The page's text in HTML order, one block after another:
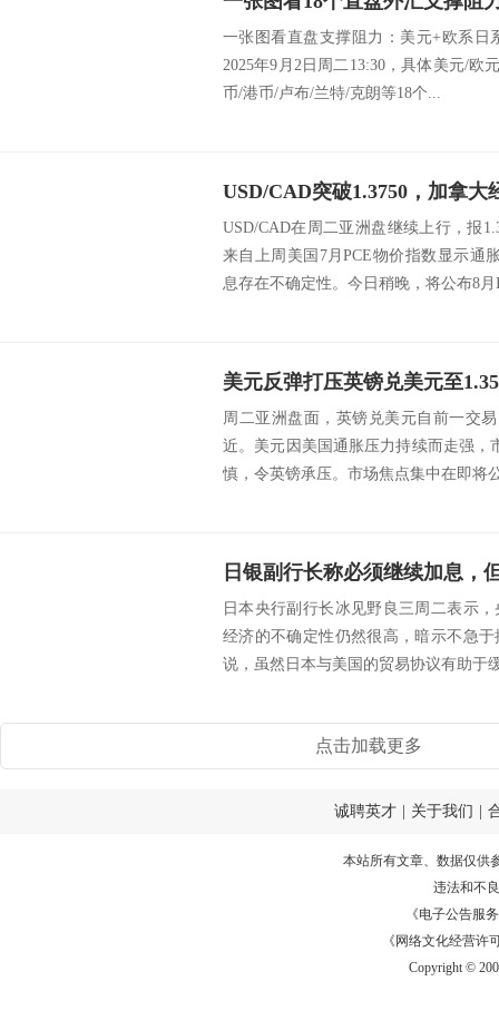
一张图看直盘支撑阻力：美元+欧系日
2025年9月2日周二13:30，具体美元/欧
币/港币/卢布/兰特/克朗等18个...
USD/CAD在周二亚洲盘继续上行，报
来自上周美国7月PCE物价指数显示通
息存在不确定性。今日稍晚，将公布8月
周二亚洲盘面，英镑兑美元自前一交
近。美元因美国通胀压力持续而走强，
慎，令英镑承压。市场焦点集中在即将
日银副行长称必须继续加息，
日本央行副行长冰见野良三周二表示
经济的不确定性仍然很高，暗示不急
说，虽然日本与美国的贸易协议有助于
点击加载更多
诚聘英才 关于我们
本站所有文章、数据仅供
违法和不
《电子公告服务
《网络文化经营许
Copyright ©